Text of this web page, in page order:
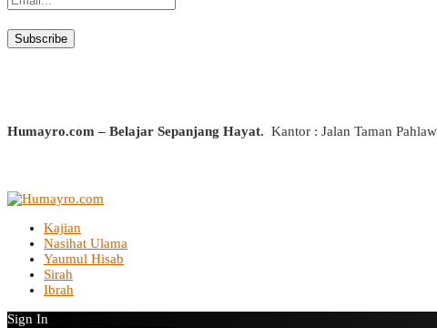
Humayro.com – Belajar Sepanjang Hayat. Kantor : Jalan Taman
Kajian
Nasihat Ulama
Yaumul Hisab
Sirah
Ibrah
Sign In